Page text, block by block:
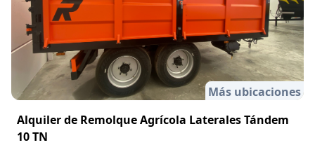
Más ubicaciones
Alquiler de Remolque Agrícola Laterales Tándem
10 TN